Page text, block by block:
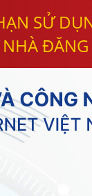
SỬ